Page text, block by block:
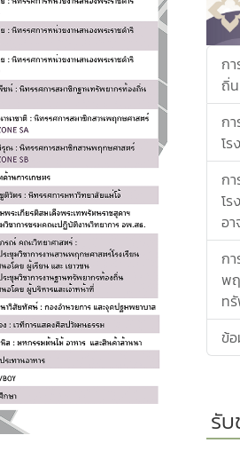
ก
ถิ่น
ก
โร
ก
โ
อา
ก
พ
ท
ข้
รั